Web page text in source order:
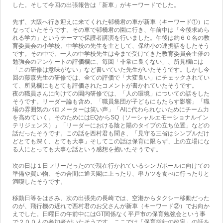
した。そして今回の出張報告は「新車」がキーワードでした。
先ず、大阪へ行き迎えに来てくれた邨橋君の車が新車（キーワード①）に
なっていたそうです。その車で邨橋君の園に行き、午前中は「今後求めら
れる学力」というテーマで保護者講演を行いました。午後は約６０名の教
育委員会の小学校、中学校の先生を主として、保幼小の連携話をしたそう
です。その中で、一人の中学校先生は今まで受けてきた教育委員会主催の
勉強会のアンケートの評価欄に、毎回「非常に良くない」、所見欄には
「この研修は意味がない」など書いていた先生がいたそうです。しかし今
回の藤森先生の研修では、全ての評価で「大変良い」にチェックされてい
て、所見欄にもとても評価されたコメントが書かれていたそうです。
夜の職員さんに向けての園内研修では、「人の環境」についての話をした
そうです。リーダー論も含め、「職員集団が子どもにもたらす影響」「職
場の雰囲気のバロメーターは笑い声」「AIに代わられないためにチーム力
を高めていく。そのためにはEQからSQ（ソーシャルエモーショナルイン
テリジェンス）」「リーダーにおける陰と陽のタイプの立ち位置」などの
話だったそうです。この話を西村君も聞き、「見守る三省はシンプルだけ
どとても深く、とても大事」そしてこの話は保育に限らず、上の立場にな
る人にとっても大事な話という感想を抱いたそうです。
次の日は１日フリーだったので現在行かれているシンガポールに向けての
準備や買い物、その合間に通天閣に上ったり、串カツを食べに行ったりと
満喫したそうです。
移動日等をはさみ、次の出張先の長崎では、空港からタクシー移動だった
のが、飛行機の遅れで西村君のお父さんが新車（キーワード②）でお向か
えでした。日曜日の午前中にはGT関係なく平戸市の保育勉強会という事